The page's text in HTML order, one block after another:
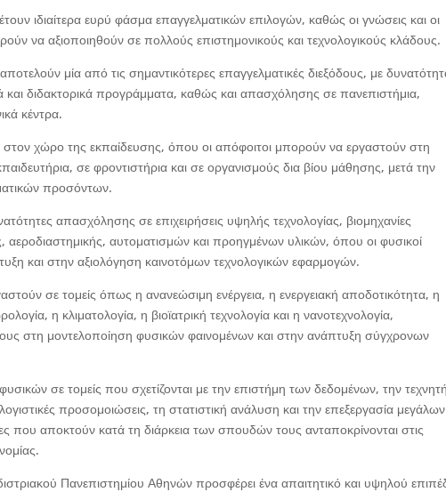
ιδιαίτερα ευρύ φάσμα επαγγελματικών επιλογών, καθώς οι γνώσεις και οι
να αξιοποιηθούν σε πολλούς επιστημονικούς και τεχνολογικούς κλάδους.
μία από τις σημαντικότερες επαγγελματικές διεξόδους, με
διδακτορικά προγράμματα, καθώς και απασχόλησης σε πανεπιστήμια,
κέντρα.
χώρο της εκπαίδευσης, όπου οι απόφοιτοι μπορούν να εργαστούν στη
σε φροντιστήρια και σε οργανισμούς δια βίου μάθησης, μετά την
προσόντων.
απασχόλησης σε επιχειρήσεις υψηλής τεχνολογίας, βιομηχανίες
αεροδιαστημικής, αυτοματισμών και προηγμένων υλικών, όπου οι φυσικοί
και στην αξιολόγηση καινοτόμων τεχνολογικών εφαρμογών.
σε τομείς όπως η ανανεώσιμη ενέργεια, η ενεργειακή αποδοτικότητα, η
η κλιματολογία, η βιοϊατρική τεχνολογία και η νανοτεχνολογία,
τους στη μοντελοποίηση φυσικών φαινομένων και στην ανάπτυξη σύγχρονων
σε τομείς που σχετίζονται με την επιστήμη των δεδομένων, την
προσομοιώσεις, τη στατιστική ανάλυση και την επεξεργασία μεγάλων
που αποκτούν κατά τη διάρκεια των σπουδών τους ανταποκρίνονται στις
Πανεπιστημίου Αθηνών προσφέρει ένα απαιτητικό και υψηλού